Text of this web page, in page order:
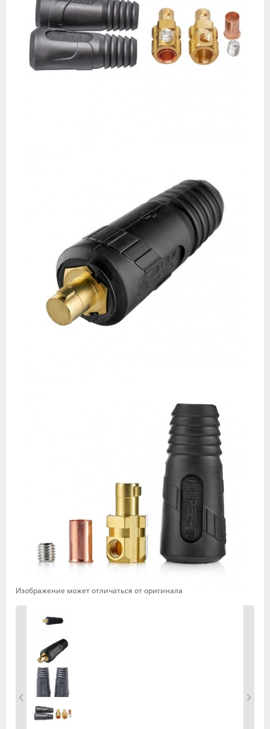
Изображение может отличаться от оригинала